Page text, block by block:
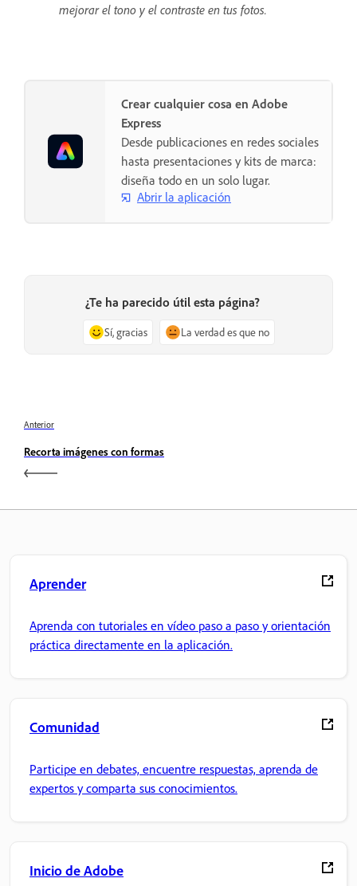
mejorar el tono y el contraste en tus fotos.
Crear cualquier cosa en Adobe
Express
Desde publicaciones en redes sociales
hasta presentaciones y kits de marca:
diseña todo en un solo lugar.
Abrir la aplicación
¿Te ha parecido útil esta página?
Sí, gracias La verdad es que no
Anterior
Recorta imágenes con formas
Aprender
Aprenda con tutoriales en vídeo paso a paso y orientación
práctica directamente en la aplicación.
Comunidad
Participe en debates, encuentre respuestas, aprenda de
expertos y comparta sus conocimientos.
Inicio de Adobe